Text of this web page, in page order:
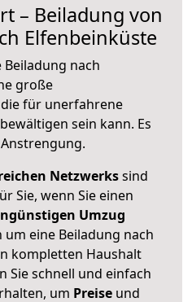
– Beiladung von
Elfenbeinküste
nach
große
für unerfahrene
sein kann. Es
Netzwerkssind
Sie, wenn Sie einen
Umzug
um eine Beiladung nach
kompletten Haushalt
Sie schnell und einfach
um Preise und